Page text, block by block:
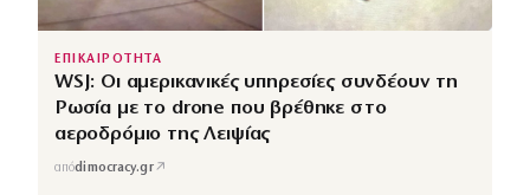
ΕΠΙΚΑΙΡΟΤΗΤΑ
WSJ: Οι αμερικανικές υπηρεσίες συνδέουν τη
Ρωσία με το drone που βρέθηκε στο
αεροδρόμιο της Λειψίας
απόdimocracy.gr↗